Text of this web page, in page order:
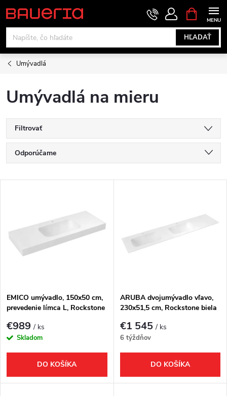
Prejsť
na
obsah
HĽADAŤ
KOŠÍK
Umývadlá
Umývadlá na mieru
Filtrovať
R
a
e
n
e
p
r
o
Odporúčame
Najpredávanejšie
Abecedne
p
s
p
r
EMICO umývadlo, 150x50 cm,
prevedenie límca L, Rockstone
€989/ ks
Skladom
DO KOŠÍKA
ARUBA dvojumývadlo vľavo,
230x51,5 cm, Rockstone biela
€1 545/ ks
6 týždňov
DO KOŠÍKA